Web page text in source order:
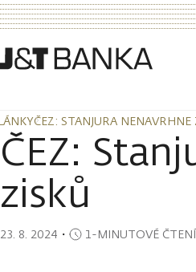
ČEZ: STANJURA
ČEZ: STANJURA
ČEZ:
zisků
23. 8. 2024 ・ 1-MINUTOVÉ ČTENÍ